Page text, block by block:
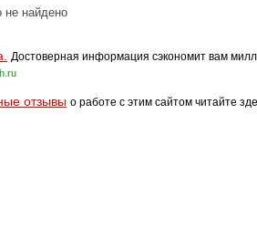
не найдено
Достоверная информация сэкономит вам
отзывы о работе с этим сайтом читайте